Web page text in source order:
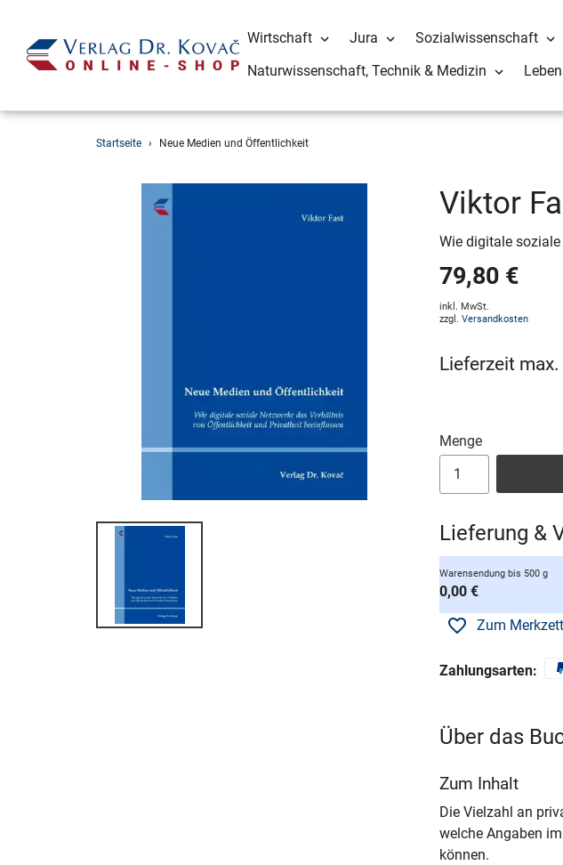
Wirtschaft Jura Sozialwissenschaft
Naturwissenschaft, Technik & Medizin
Startseite › Neue Medien und Öffentlichkeit
Viktor
Wie digitale
79,80 €
inkl. MwSt.
zzgl. Versandkosten
Lieferzeit
Menge
Lieferung &
Warensendung bis 500 g
0,00 €
Zum
Zahlungsarten:
Über das
Zum Inhalt
Die Vielzahl an
welche Angaben
können.